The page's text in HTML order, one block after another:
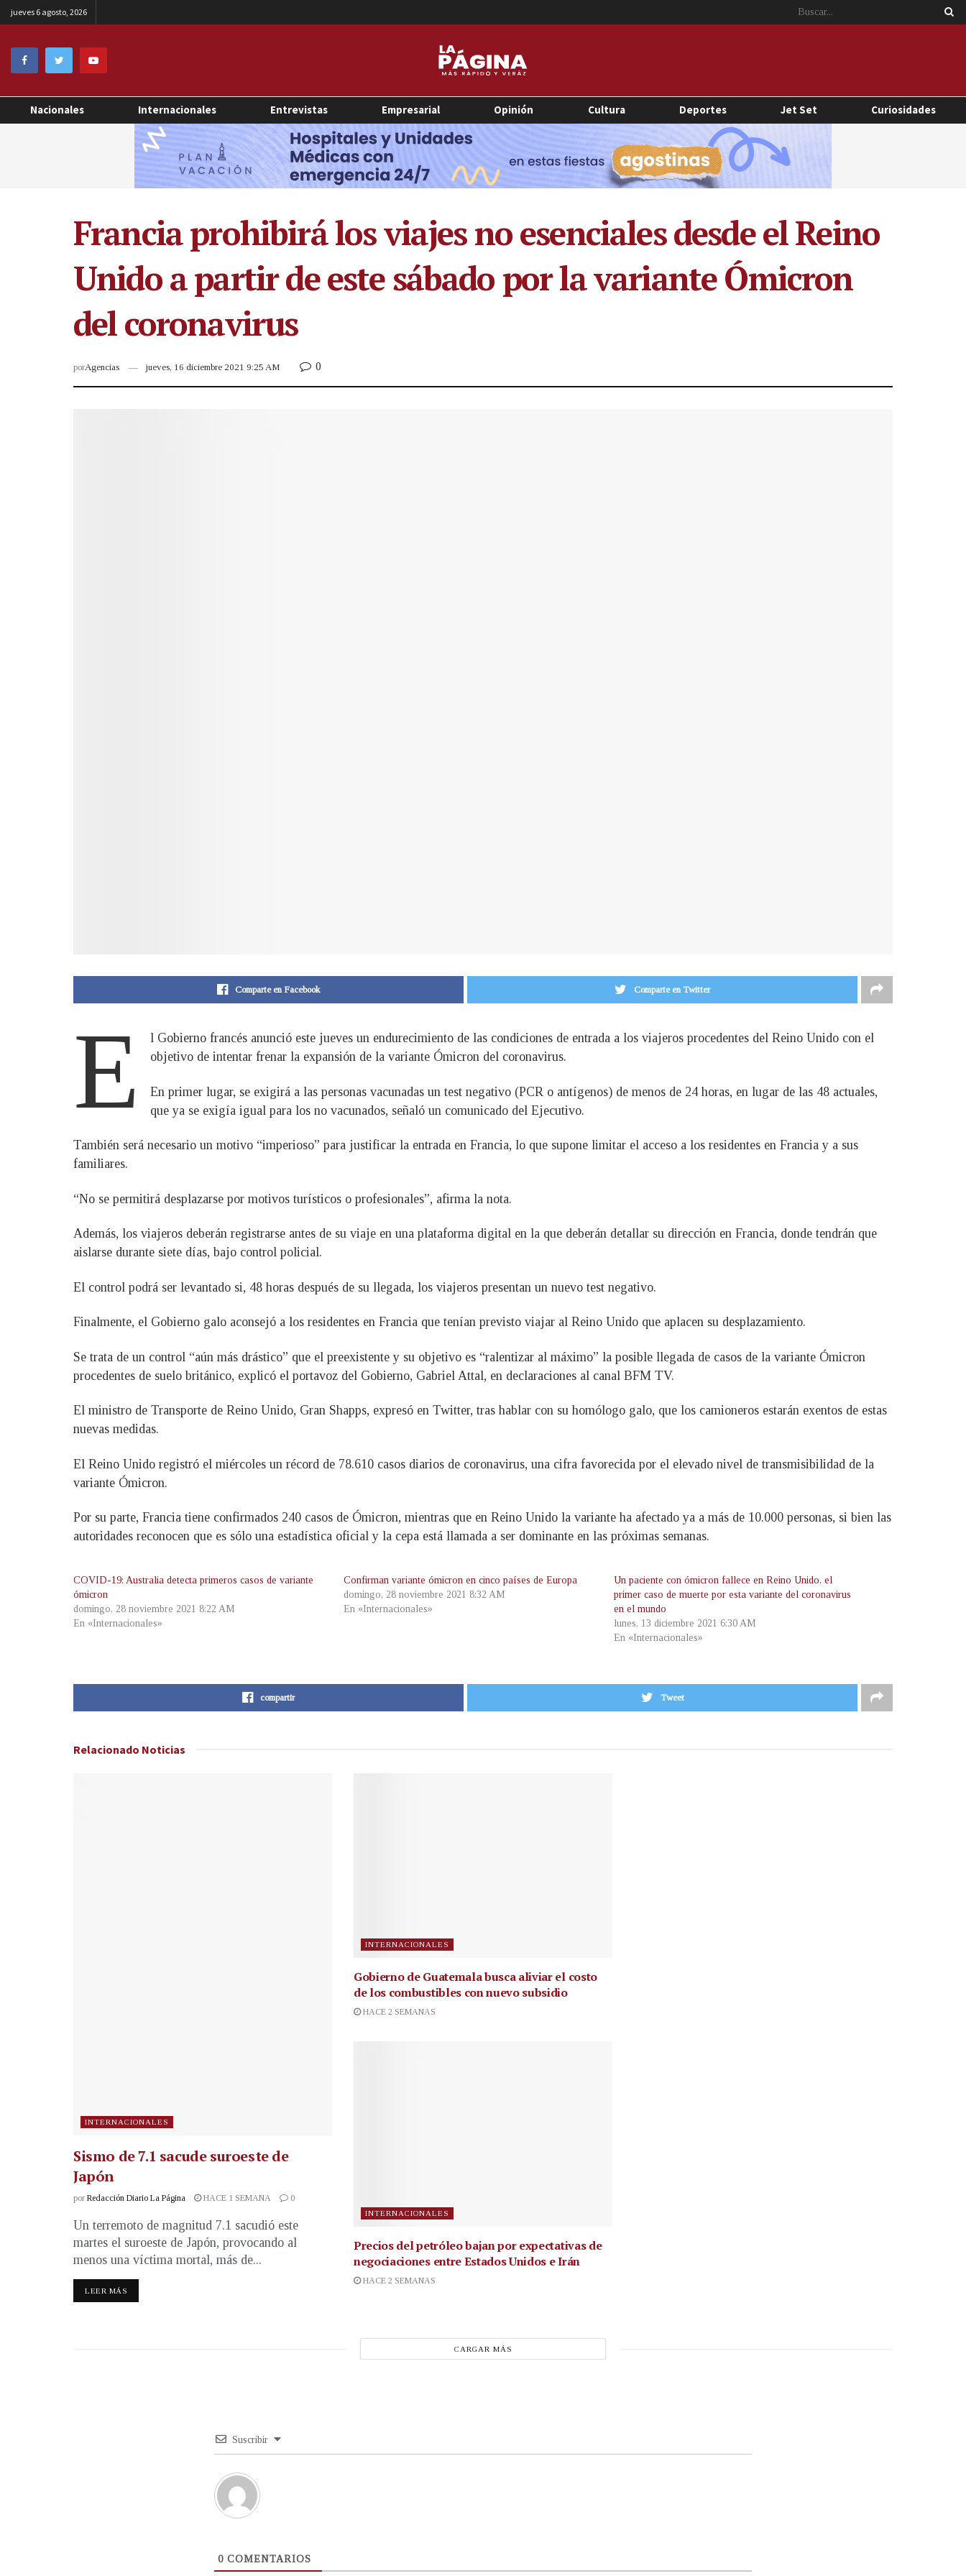
jueves 6 agosto, 2026
Nacionales Internacionales Entrevistas Empresarial Opinión Cultura Deportes Jet Set Curiosidades
Francia prohibirá los viajes no esenciales desde el Reino
Unido a partir de este sábado por la variante Ómicron
del coronavirus
porAgencias jueves, 16 diciembre 2021 9:25 AM 0
Comparte en Facebook Comparte en Twitter
E
l Gobierno francés anunció este jueves un endurecimiento de las condiciones de entrada a los viajeros procedentes del Reino Unido con el
objetivo de intentar frenar la expansión de la variante Ómicron del coronavirus.
En primer lugar, se exigirá a las personas vacunadas un test negativo (PCR o antígenos) de menos de 24 horas, en lugar de las 48 actuales,
que ya se exigía igual para los no vacunados, señaló un comunicado del Ejecutivo.
También será necesario un motivo “imperioso” para justificar la entrada en Francia, lo que supone limitar el acceso a los residentes en Francia y a sus
familiares.
“No se permitirá desplazarse por motivos turísticos o profesionales”, afirma la nota.
Además, los viajeros deberán registrarse antes de su viaje en una plataforma digital en la que deberán detallar su dirección en Francia, donde tendrán que
aislarse durante siete días, bajo control policial.
El control podrá ser levantado si, 48 horas después de su llegada, los viajeros presentan un nuevo test negativo.
Finalmente, el Gobierno galo aconsejó a los residentes en Francia que tenían previsto viajar al Reino Unido que aplacen su desplazamiento.
Se trata de un control “aún más drástico” que el preexistente y su objetivo es “ralentizar al máximo” la posible llegada de casos de la variante Ómicron
procedentes de suelo británico, explicó el portavoz del Gobierno, Gabriel Attal, en declaraciones al canal BFM TV.
El ministro de Transporte de Reino Unido, Gran Shapps, expresó en Twitter, tras hablar con su homólogo galo, que los camioneros estarán exentos de estas
nuevas medidas.
El Reino Unido registró el miércoles un récord de 78.610 casos diarios de coronavirus, una cifra favorecida por el elevado nivel de transmisibilidad de la
variante Ómicron.
Por su parte, Francia tiene confirmados 240 casos de Ómicron, mientras que en Reino Unido la variante ha afectado ya a más de 10.000 personas, si bien las
autoridades reconocen que es sólo una estadística oficial y la cepa está llamada a ser dominante en las próximas semanas.
COVID-19: Australia detecta primeros casos de variante
ómicron
domingo, 28 noviembre 2021 8:22 AM
En «Internacionales»
Confirman variante ómicron en cinco países de Europa
domingo, 28 noviembre 2021 8:32 AM
En «Internacionales»
Un paciente con ómicron fallece en Reino Unido, el
primer caso de muerte por esta variante del coronavirus
en el mundo
lunes, 13 diciembre 2021 6:30 AM
En «Internacionales»
compartir Tweet
Relacionado Noticias
INTERNACIONALES
Sismo de 7.1 sacude suroeste de
Japón
por Redacción Diario La Página HACE 1 SEMANA 0
Un terremoto de magnitud 7.1 sacudió este
martes el suroeste de Japón, provocando al
menos una víctima mortal, más de...
LEER MÁS
INTERNACIONALES
Gobierno de Guatemala busca aliviar el costo
de los combustibles con nuevo subsidio
HACE 2 SEMANAS
INTERNACIONALES
Precios del petróleo bajan por expectativas de
negociaciones entre Estados Unidos e Irán
HACE 2 SEMANAS
CARGAR MÁS
Suscribir
0 COMENTARIOS